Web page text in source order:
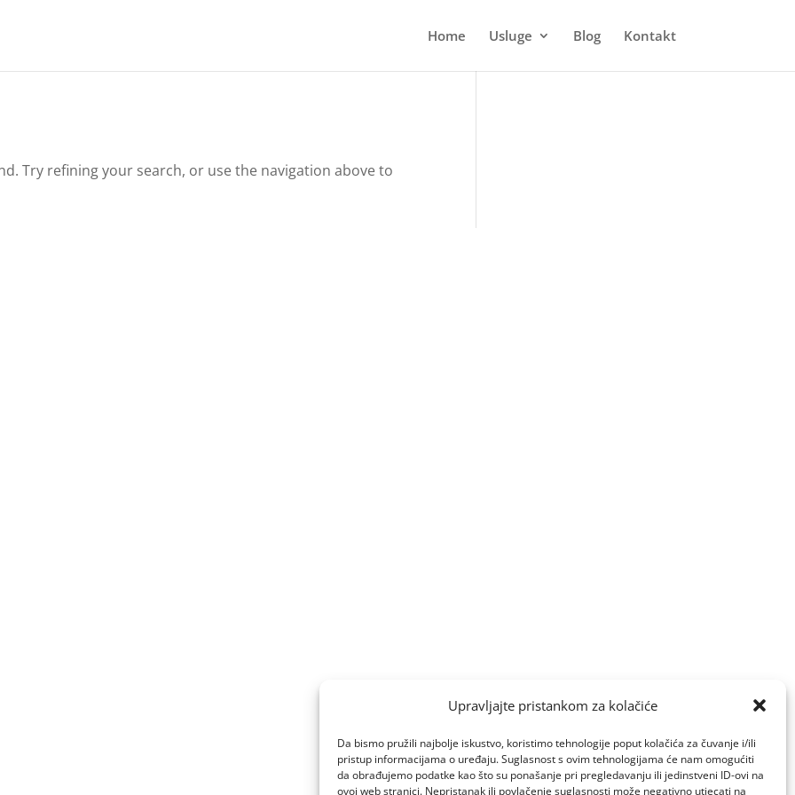
Upravljajte pristankom za kolačiće
Da bismo pružili najbolje iskustvo, koristimo tehnologije poput kolačića za čuvanje i/ili
pristup informacijama o uređaju. Suglasnost s ovim tehnologijama će nam omogućiti
da obrađujemo podatke kao što su ponašanje pri pregledavanju ili jedinstveni ID-ovi na
ovoj web stranici. Nepristanak ili povlačenje suglasnosti može negativno utjecati na
Home Usluge Blog Kontakt
Try refining your search, or use the navigation above to